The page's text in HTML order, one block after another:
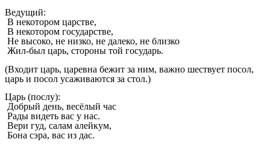
Ведущий:
В некотором царстве,
В некотором государстве,
Не высоко, не низко, не далеко, не близко
Жил-был царь, стороны той государь.
(Входит царь, царевна бежит за ним, важно шествует посол,
царь и посол усаживаются за стол.)
Царь (послу):
Добрый день, весёлый час
Рады видеть вас у нас.
Вери гуд, салам алейкум,
Бона сэра, вас из дас.